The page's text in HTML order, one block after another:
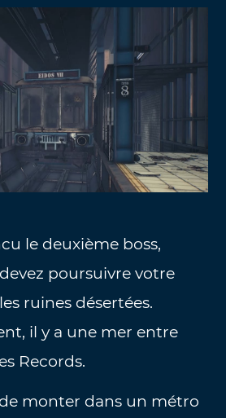
le deuxième boss,
poursuivre votre
ruines désertées.
il y a une mer entre
Records.
monter dans un métro